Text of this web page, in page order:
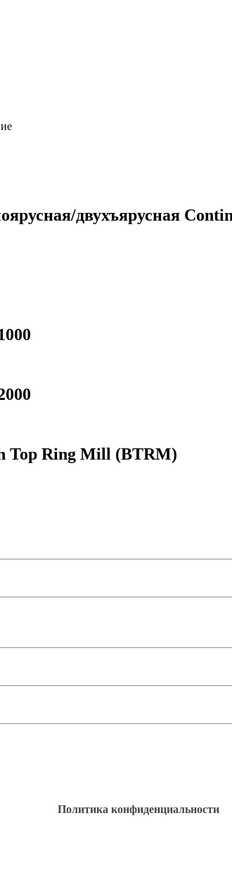
двухъярусная
Top Ring Mill (BTRM)
Политика конфиденциальности